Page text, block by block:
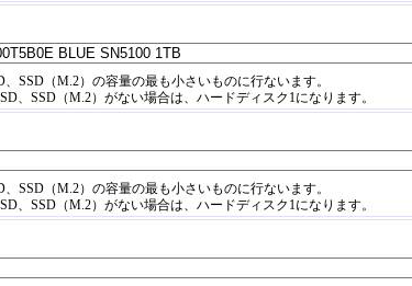
SSD（M.2）の容量の最も小さいものに行ないます。
、SSD（M.2）がない場合は、ハードディスク1になります。
SSD（M.2）の容量の最も小さいものに行ないます。
、SSD（M.2）がない場合は、ハードディスク1になります。